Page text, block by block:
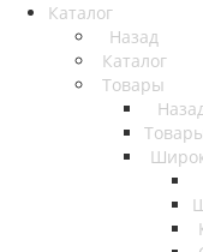
Каталог
Назад
Каталог
Товары